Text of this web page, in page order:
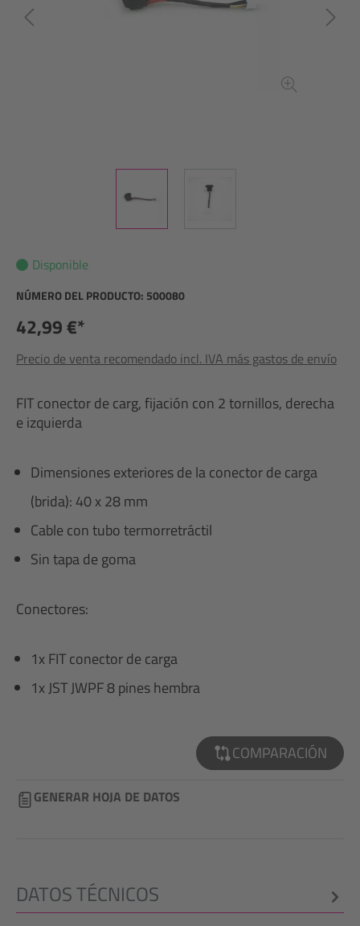
Disponible
NÚMERO DEL PRODUCTO: 500080
42,99 €*
Precio de venta recomendado incl. IVA más gastos de envío
FIT conector de carg, fijación con 2 tornillos, derecha
e izquierda
Dimensiones exteriores de la conector de carga
(brida): 40 x 28 mm
Cable con tubo termorretráctil
Sin tapa de goma
Conectores:
1x FIT conector de carga
1x JST JWPF 8 pines hembra
COMPARACIÓN
GENERAR HOJA DE DATOS
DATOS TÉCNICOS